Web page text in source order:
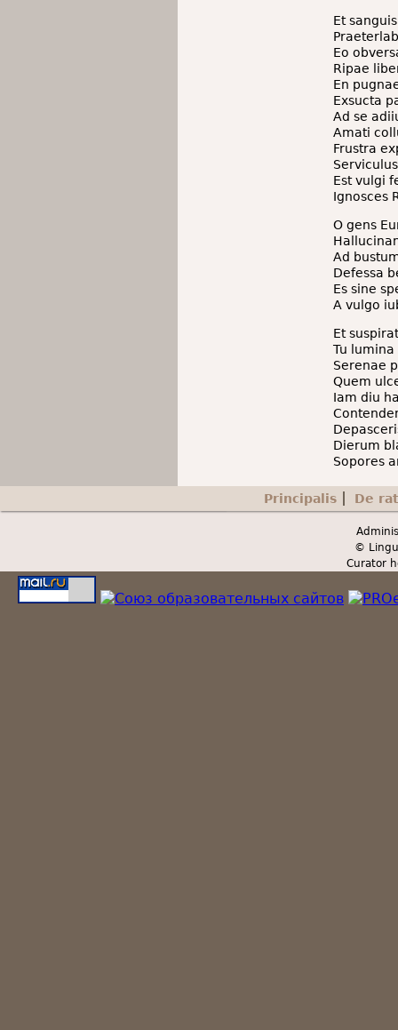
Et
Eo
Ripae
En
Exsucta
Ad se
Amati
Frustra
Est vulgi
Ignosces
O gens
Ad
Defessa
Es sine
A vulgo
Et
Tu
Serenae
Quem
Iam diu
Dierum
Sopores
Secondary menu Principalis De
©
Curator